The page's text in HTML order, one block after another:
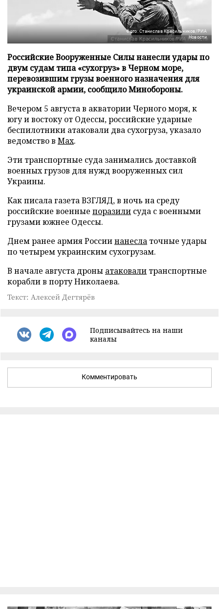
Фото: Станислав Красильников/РИА
Новости
Российские Вооруженные Силы нанесли удары по
двум судам типа «сухогруз» в Черном море,
перевозившим грузы военного назначения для
украинской армии, сообщило Минобороны.
Вечером 5 августа в акватории Черного моря, к
югу и востоку от Одессы, российские ударные
беспилотники атаковали два сухогруза, указало
ведомство в Max.
Эти транспортные суда занимались доставкой
военных грузов для нужд вооруженных сил
Украины.
Как писала газета ВЗГЛЯД, в ночь на среду
российские военные поразили суда с военными
грузами южнее Одессы.
Днем ранее армия Россиинанесла точные удары
по четырем украинским сухогрузам.
В начале августа дроны атаковали транспортные
корабли в порту Николаева.
Текст: Алексей Дегтярёв
Подписывайтесь на наши
каналы
Комментировать